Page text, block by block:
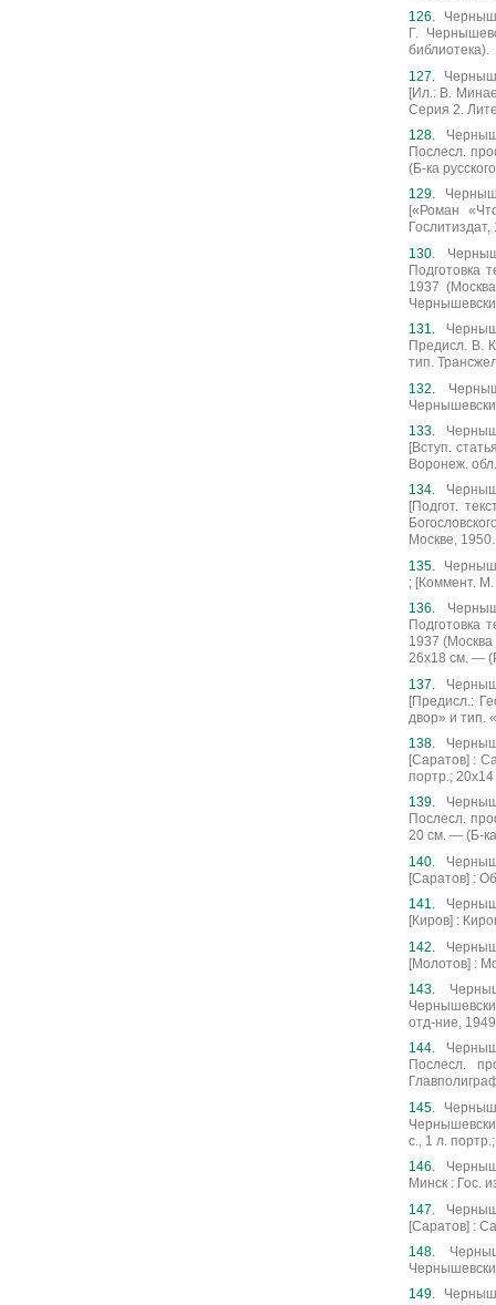
Г.
библиотека).
[Ил.: В.
Серия 2.
Послесл.
(Б-ка
[«Роман
Подготовка
1937
Предисл. В.
тип.
[Вступ.
Воронеж.
[Подгот.
Москве,
; [Коммент.
Подготовка
1937
26х18 см. —
[Предисл.:
двор» и тип.
[Саратов] :
портр.;
Послесл.
20 см. — (Б-
[Саратов] :
[Киров] :
[Молотов] :
отд-ние,
Послесл.
с., 1 л.
Минск : Гос.
[Саратов] :